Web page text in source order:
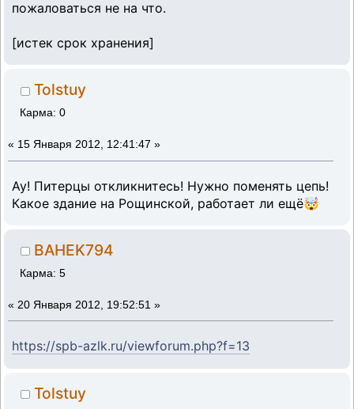
пожаловаться не на что.
[истек срок хранения]
Tolstuy
Карма: 0
« 15 Января 2012, 12:41:47 »
Ау! Питерцы откликнитесь! Нужно поменять цепь!
Какое здание на Рощинской, работает ли ещё🤯
BAHEK794
Карма: 5
« 20 Января 2012, 19:52:51 »
https://spb-azlk.ru/viewforum.php?f=13
Tolstuy